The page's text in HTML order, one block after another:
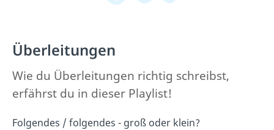
Überleitungen
Wie du Überleitungen richtig schreibst,
erfährst du in dieser Playlist!
Folgendes / folgendes - groß oder klein?